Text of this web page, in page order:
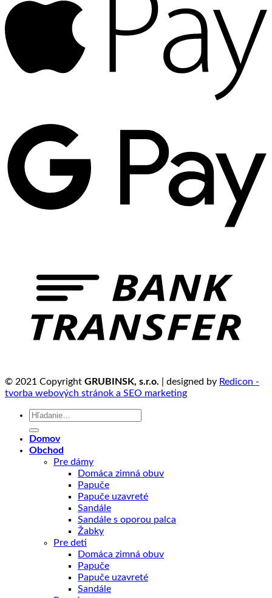
© 2021 Copyright GRUBINSK, s.r.o. | designed by Redicon -
tvorba webových stránok a SEO marketing
Hľadať:
Domov
Obchod
Pre dámy
Domáca zimná obuv
Papuče
Papuče uzavreté
Sandále
Sandále s oporou palca
Žabky
Pre deti
Domáca zimná obuv
Papuče
Papuče uzavreté
Sandále